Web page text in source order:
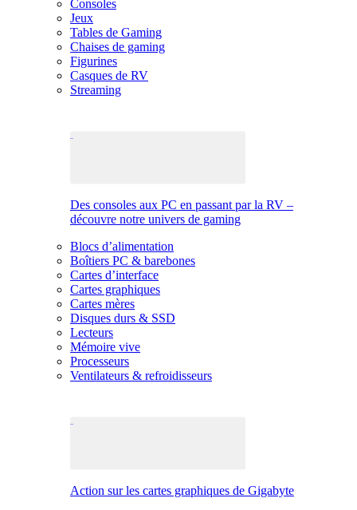
Consoles
Jeux
Tables de Gaming
Chaises de gaming
Figurines
Casques de RV
Streaming
Des consoles aux PC en passant par la RV –
découvre notre univers de gaming
Blocs d’alimentation
Boîtiers PC & barebones
Cartes d’interface
Cartes graphiques
Cartes mères
Disques durs & SSD
Lecteurs
Mémoire vive
Processeurs
Ventilateurs & refroidisseurs
Action sur les cartes graphiques de Gigabyte